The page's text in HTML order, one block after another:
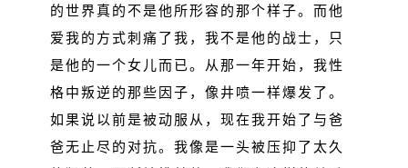
的世界真的不是他所形容的那个样子。而他
爱我的方式刺痛了我，我不是他的战士，只
是他的一个女儿而已。从那一年开始，我性
格中叛逆的那些因子，像井喷一样爆发了。
如果说以前是被动服从，现在我开始了与爸
爸无止尽的对抗。我像是一头被压抑了太久